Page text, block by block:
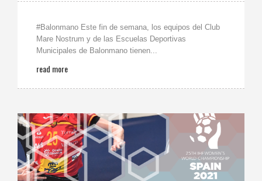
#Balonmano Este fin de semana, los equipos del Club
Mare Nostrum y de las Escuelas Deportivas
Municipales de Balonmano tienen...
read more